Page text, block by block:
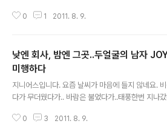
소고기 짜장면! 부드러운 쌀 면과 진한 소고기 맛이 감
은 바로 인기리에 방영되고 있는 '사랑을 믿어요'의 화
커플 이필모씨와 황우슬혜씨 그리고 천보근 어린이입
현장에 도착해보니 이필모씨가 화단에 코믹하게 물
서 "점심에 짜장면 어때?" 라고 크게 외칩니다~ 다음
번에는 후루룩 소고기 짜장면을 먹는 이필모, 황우슬
0 1 2011. 8. 9.
낮엔 회사, 밤엔 그곳..두얼굴의 남자
미행하다
지니어스입니다. 요즘 날씨가 마음에 들지 않네요.
다가 무더웠다가.. 바람은 불었다가..태풍한번 지나갔
늘을 본 게 언제인지 모르겠네요. 스트레스 쌓입니다
0 3 2011. 8. 9.